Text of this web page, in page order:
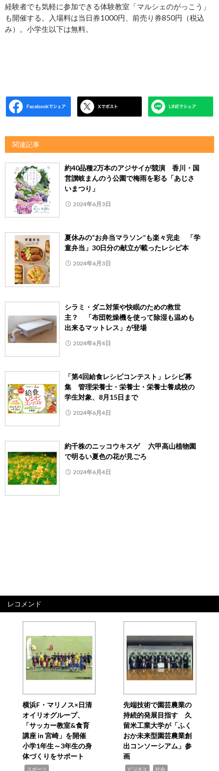
経験者でも気軽に参加できる体験教室「マルシェのがっこう」
も開催する。入場料は当日券1000円、前売り券850円（税込
み）。小学生以下は無料。
関連記事
約40品種2万本のアジサイが競演 香川・国
営讃岐まんのう公園で梅雨を彩る「あじさ
いまつり」
2024年6月3日
夏休みの“お弁当マラソン”も楽々完走 「学
童弁当」30日分の献立が載ったレシピ本
2024年6月3日
シラミ・ダニ対策や快眠のための救世
主？ 「布団乾燥機を使って除湿も温めも
出来るマットレス」が登場
2024年6月4日
「第4回給食レシピコンテスト」レシピ募
集 管理栄養士・栄養士・栄養士養成校の
学生対象、8月15日まで
2024年6月4日
約千株のニッコウキスゲ 六甲高山植物園
で明るい夏色の花が見ごろ
2024年6月4日
レコメンド
横浜F・マリノス×日清
オイリオグループ、
「サッカー教室&食育
講座 in 宮崎」を開催
小学1年生～3年生の身
体づくりをサポート
スポーツ
先端技術で園芸農業の
持続的発展目指す 久
留米工業大学が「ふく
おか未来型園芸農業創
出コンソーシアム」参
画
ビジネス 社会